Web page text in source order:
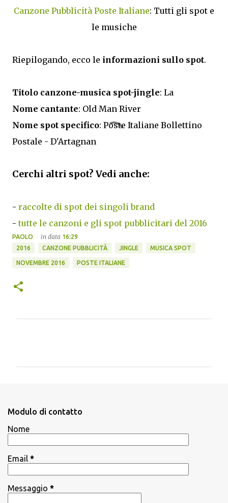
Canzone Pubblicità Poste Italiane: Tutti gli spot e
le musiche
Riepilogando, ecco le informazioni sullo spot.
Titolo canzone-musica spot-jingle: La
Nome cantante: Old Man River
Nome spot specifico: Poste Italiane Bollettino
Postale - D'Artagnan
Cerchi altri spot? Vedi anche:
- raccolte di spot dei singoli brand
-tutte le canzoni e gli spot pubblicitari del 2016
PAOLO in data 16:29
2016
CANZONE PUBBLICITÀ JINGLE MUSICA SPOT
NOVEMBRE 2016 POSTE ITALIANE
i
Modulo di contatto
Nome
Email *
Messaggio *